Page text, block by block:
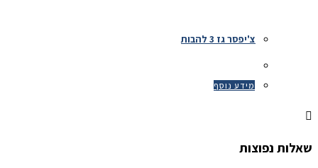
צ'יפסר גז 3 להבות
מידע נוסף
שאלות נפוצות